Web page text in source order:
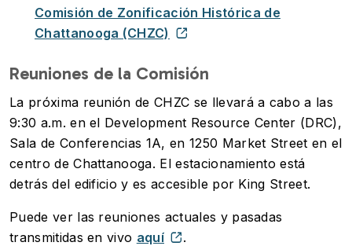
Comisión de Zonificación Histórica de
Chattanooga (CHZC)
Reuniones de la Comisión
La próxima reunión de CHZC se llevará a cabo a las
9:30 a.m. en el Development Resource Center (DRC),
Sala de Conferencias 1A, en 1250 Market Street en el
centro de Chattanooga. El estacionamiento está
detrás del edificio y es accesible por King Street.
Puede ver las reuniones actuales y pasadas
transmitidas en vivo aquí .